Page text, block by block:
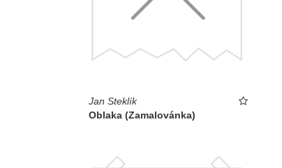
Jan Steklík
Oblaka (Zamalovánka)